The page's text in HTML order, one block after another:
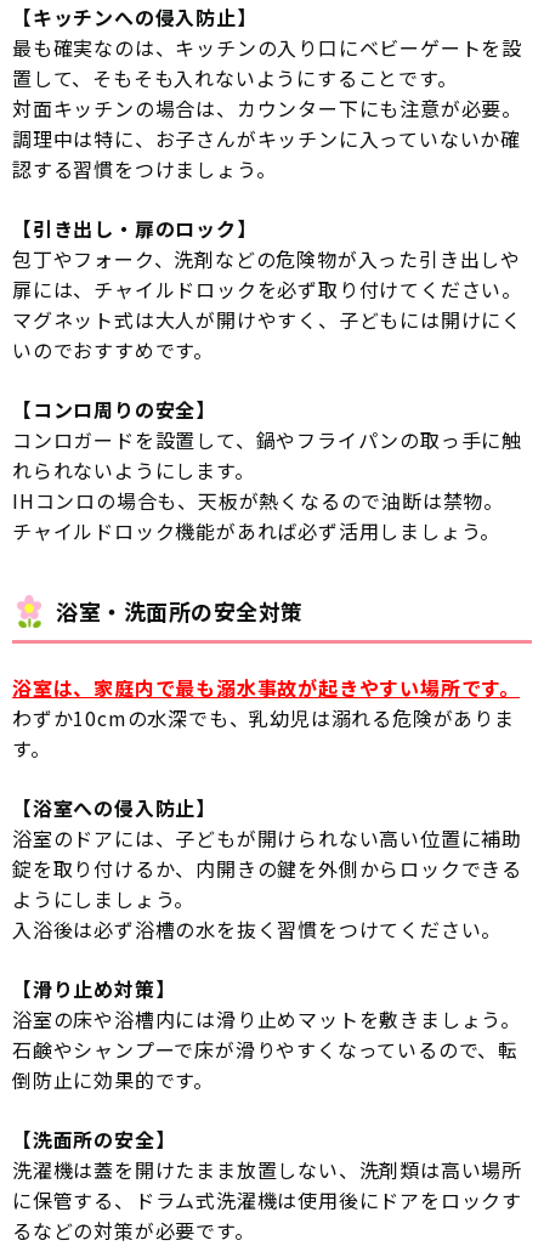
【キッチンへの侵入防止】
最も確実なのは、キッチンの入り口にベビーゲートを設
置して、そもそも入れないようにすることです。
対面キッチンの場合は、カウンター下にも注意が必要。
調理中は特に、お子さんがキッチンに入っていないか確
認する習慣をつけましょう。
【引き出し・扉のロック】
包丁やフォーク、洗剤などの危険物が入った引き出しや
扉には、チャイルドロックを必ず取り付けてください。
マグネット式は大人が開けやすく、子どもには開けにく
いのでおすすめです。
【コンロ周りの安全】
コンロガードを設置して、鍋やフライパンの取っ手に触
れられないようにします。
IHコンロの場合も、天板が熱くなるので油断は禁物。
チャイルドロック機能があれば必ず活用しましょう。
浴室・洗面所の安全対策
浴室は、家庭内で最も溺水事故が起きやすい場所です。
わずか10cmの水深でも、乳幼児は溺れる危険がありま
す。
【浴室への侵入防止】
浴室のドアには、子どもが開けられない高い位置に補助
錠を取り付けるか、内開きの鍵を外側からロックできる
ようにしましょう。
入浴後は必ず浴槽の水を抜く習慣をつけてください。
【滑り止め対策】
浴室の床や浴槽内には滑り止めマットを敷きましょう。
石鹸やシャンプーで床が滑りやすくなっているので、転
倒防止に効果的です。
【洗面所の安全】
洗濯機は蓋を開けたまま放置しない、洗剤類は高い場所
に保管する、ドラム式洗濯機は使用後にドアをロックす
るなどの対策が必要です。